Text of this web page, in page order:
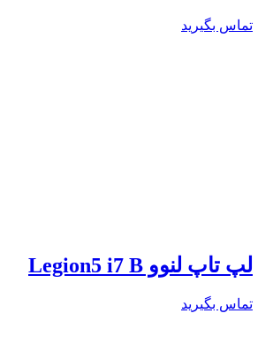
تماس بگیرید
لپ تاپ لنوو Legion5 i7 B
تماس بگیرید